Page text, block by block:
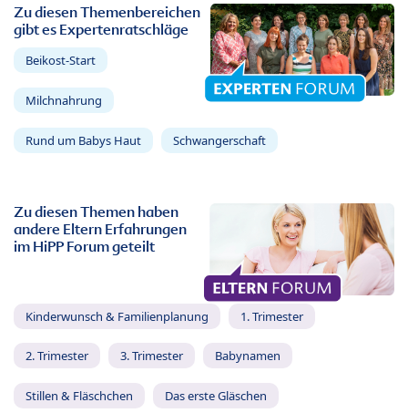
Zu diesen Themenbereichen
gibt es Expertenratschläge
Beikost-Start
Milchnahrung
Rund um Babys Haut Schwangerschaft
Zu diesen Themen haben
andere Eltern Erfahrungen
im HiPP Forum geteilt
Kinderwunsch & Familienplanung 1. Trimester
2. Trimester 3. Trimester Babynamen
Stillen & Fläschchen Das erste Gläschen